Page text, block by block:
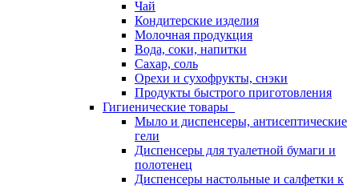
Чай
Кондитерские изделия
Молочная продукция
Вода, соки, напитки
Сахар, соль
Орехи и сухофрукты, снэки
Продукты быстрого приготовления
Гигиенические товары
Мыло и диспенсеры, антисептические
гели
Диспенсеры для туалетной бумаги и
полотенец
Диспенсеры настольные и салфетки к